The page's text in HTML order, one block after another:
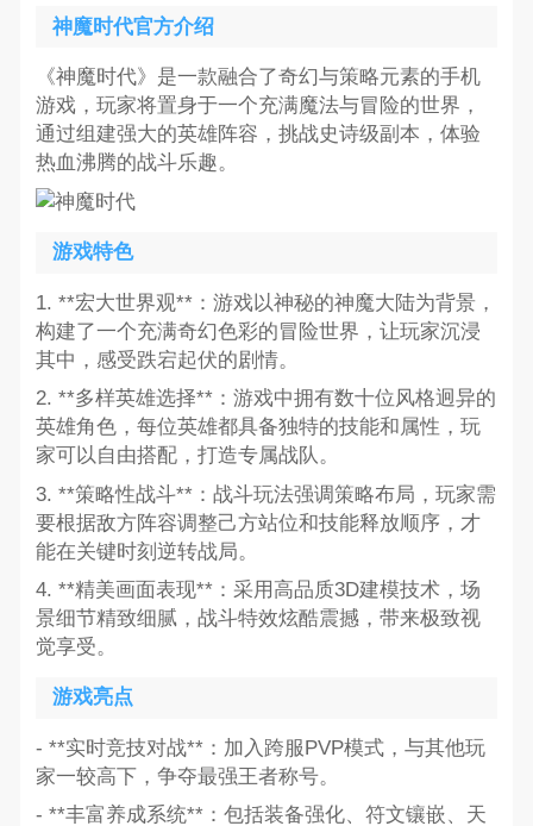
神魔时代官方介绍
《神魔时代》是一款融合了奇幻与策略元素的手机
游戏，玩家将置身于一个充满魔法与冒险的世界，
通过组建强大的英雄阵容，挑战史诗级副本，体验
热血沸腾的战斗乐趣。
游戏特色
1. **宏大世界观**：游戏以神秘的神魔大陆为背景，
构建了一个充满奇幻色彩的冒险世界，让玩家沉浸
其中，感受跌宕起伏的剧情。
2. **多样英雄选择**：游戏中拥有数十位风格迥异的
英雄角色，每位英雄都具备独特的技能和属性，玩
家可以自由搭配，打造专属战队。
3. **策略性战斗**：战斗玩法强调策略布局，玩家需
要根据敌方阵容调整己方站位和技能释放顺序，才
能在关键时刻逆转战局。
4. **精美画面表现**：采用高品质3D建模技术，场
景细节精致细腻，战斗特效炫酷震撼，带来极致视
觉享受。
游戏亮点
- **实时竞技对战**：加入跨服PVP模式，与其他玩
家一较高下，争夺最强王者称号。
- **丰富养成系统**：包括装备强化、符文镶嵌、天